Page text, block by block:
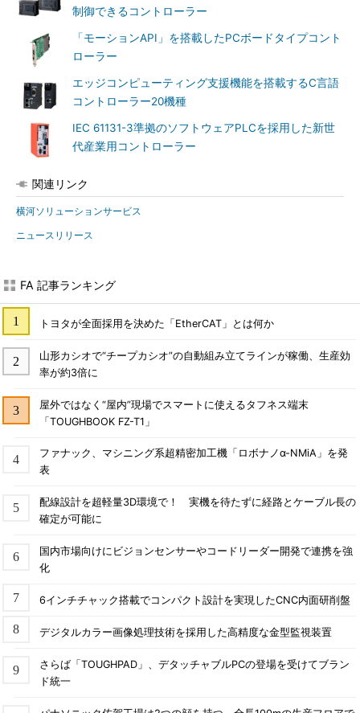
制御できるコントローラー
「モーションAPI」を搭載したPCボードタイプコント
ローラー
エッジコンピューティング支援機能を搭載するC言語
コントローラー20機種
IEC 61131-3準拠のソフトウェアPLCを採用した新世
代産業用コントローラー
関連リンク
横河ソリューションサービス
ニュースリリース
FA 記事ランキング
トヨタが全面採用を決めた「EtherCAT」とは何か
山形カシオで“チープカシオ”の自動組み立てラインが稼働、生産効
率が約3倍に
屋外ではなく“屋内”現場でスマートに使えるタフネス端末
「TOUGHBOOK FZ-T1」
ファナック、マシニング系超精密加工機「ロボナノα-NMiA」を発
表
配線設計を超軽量3D環境で！ 実機を待たずに経路とケーブル長の
確定が可能に
国内市場向けにビジョンセンサーやコードリーダー開発で連携を強
化
6インチチャック搭載でコンパクト設計を実現したCNC内面研削盤
デジタルカラー画像処理技術を採用した高精度な金型監視装置
さらば「TOUGHPAD」、デタッチャブルPCの登場を受けてブラン
ド統一